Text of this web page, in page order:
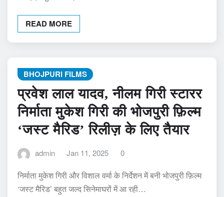
READ MORE
BHOJPURI FILMS
प्रवेश लाल यादव, नीलम गिरी स्टारर
निर्माता मुकेश गिरी की भोजपुरी फ़िल्म
‘जस्ट मैरिड’ रिलीज़ के लिए तैयार
admin Jan 11, 2025 0
निर्माता मुकेश गिरी और विशाल वर्मा के निर्देशन में बनी भोजपुरी फ़िल्म
‘जस्ट मैरिड’ बहुत जल्द सिनेमाघरों में आ रही…